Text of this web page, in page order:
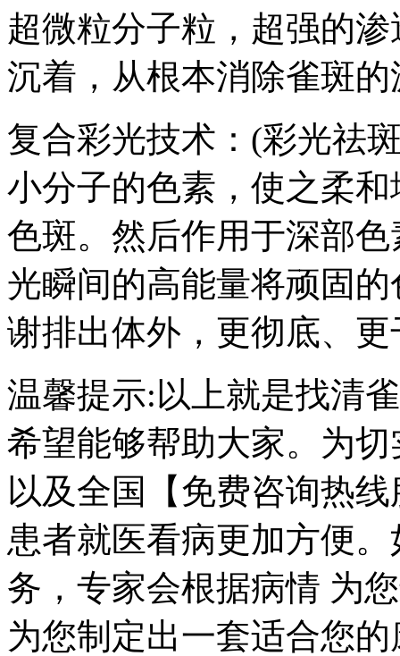
超微粒分子粒，超强的
沉着，从根本消除雀斑的
复合彩光技术：(彩光祛
小分子的色素，使之柔
色斑。然后作用于深部
光瞬间的高能量将顽固
谢排出体外，更彻底、
温馨提示:以上就是找清
希望能够帮助大家。为
以及全国【免费咨询热
患者就医看病更加方便
务，专家会根据病情 为
为您制定出一套适合您